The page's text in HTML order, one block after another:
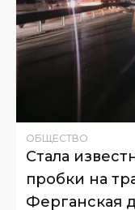
ОБЩЕСТВО
Стала
пробки на
Ферганская